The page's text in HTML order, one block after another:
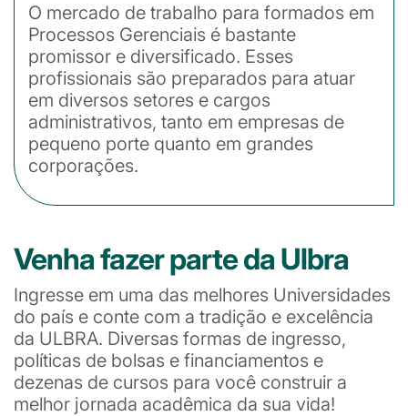
O mercado de trabalho para formados em
Processos Gerenciais é bastante
promissor e diversificado. Esses
profissionais são preparados para atuar
em diversos setores e cargos
administrativos, tanto em empresas de
pequeno porte quanto em grandes
corporações.
Venha fazer parte da Ulbra
Ingresse em uma das melhores Universidades
do país e conte com a tradição e excelência
da ULBRA. Diversas formas de ingresso,
políticas de bolsas e financiamentos e
dezenas de cursos para você construir a
melhor jornada acadêmica da sua vida!